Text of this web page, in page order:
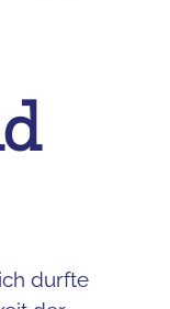
durfte